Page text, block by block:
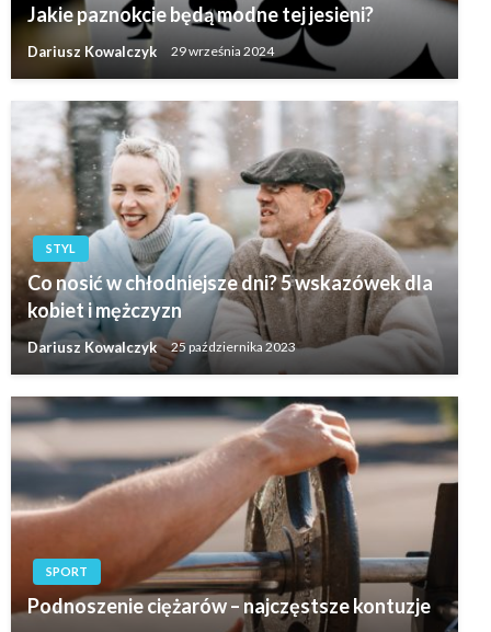
Jakie paznokcie będą modne tej jesieni?
Dariusz Kowalczyk 29 września 2024
STYL
Co nosić w chłodniejsze dni? 5 wskazówek dla
kobiet i mężczyzn
Dariusz Kowalczyk 25 października 2023
SPORT
Podnoszenie ciężarów – najczęstsze kontuzje